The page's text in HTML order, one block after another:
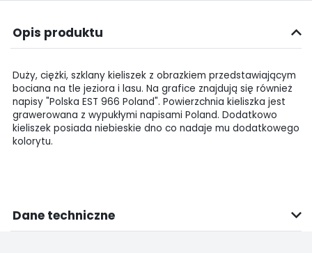
Opis produktu
Duży, ciężki, szklany kieliszek z obrazkiem przedstawiającym
bociana na tle jeziora i lasu. Na grafice znajdują się również
napisy "Polska EST 966 Poland". Powierzchnia kieliszka jest
grawerowana z wypukłymi napisami Poland. Dodatkowo
kieliszek posiada niebieskie dno co nadaje mu dodatkowego
kolorytu.
Dane techniczne